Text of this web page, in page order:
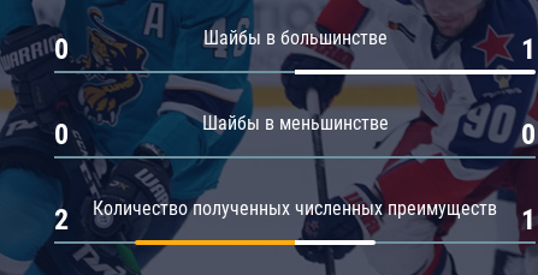
Амур
Барыс
Салават Юлаев
Шайбы в большинстве
0 1
Шайбы в меньшинстве
0 0
Количество полученных численных преимуществ
2 1